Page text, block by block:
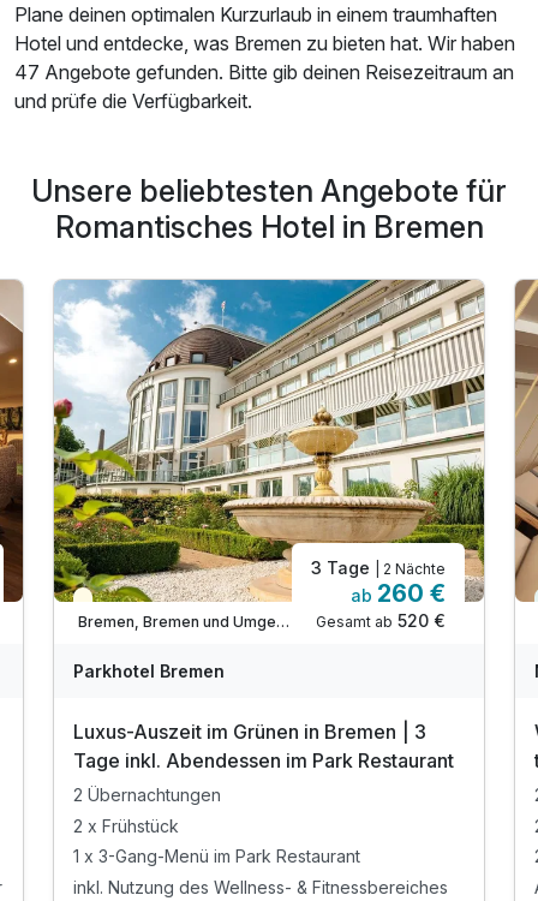
Plane deinen optimalen Kurzurlaub in einem traumhaften
Hotel und entdecke, was Bremen zu bieten hat. Wir haben
47 Angebote gefunden. Bitte gib deinen Reisezeitraum an
und prüfe die Verfügbarkeit.
Unsere beliebtesten Angebote für
Romantisches Hotel in Bremen
Teilweise ausgelastet
Bremen, Bremen und Umgebung
3 Tage | 2 Nächte
ab 260 €
Gesamt ab 520 €
Parkhotel Bremen
Luxus-Auszeit im Grünen in Bremen | 3
Tage inkl. Abendessen im Park Restaurant
2 Übernachtungen
2 x Frühstück
1 x 3-Gang-Menü im Park Restaurant
inkl. Nutzung des Wellness- & Fitnessbereiches